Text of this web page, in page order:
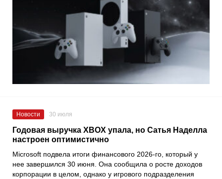
Новости 30 июля
Годовая выручка XBOX упала, но Сатья Наделла
настроен оптимистично
Microsoft подвела итоги финансового 2026-го, который у
нее завершился 30 июня. Она сообщила о росте доходов
корпорации в целом, однако у игрового подразделения